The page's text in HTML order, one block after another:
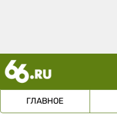
ГЛАВНОЕ